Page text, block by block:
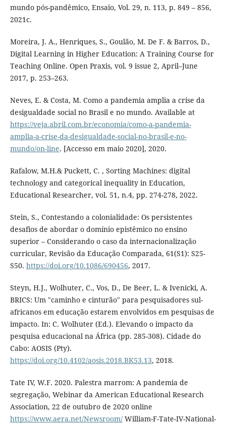
mundo pós-pandêmico, Ensaio, Vol. 29, n. 113, p. 849 – 856,
2021c.
Moreira, J. A., Henriques, S., Goulão, M. De F. & Barros, D.,
Digital Learning in Higher Education: A Training Course for
Teaching Online. Open Praxis, vol. 9 issue 2, April–June
2017, p. 253–263.
Neves, E. & Costa, M. Como a pandemia amplia a crise da
desigualdade social no Brasil e no mundo. Available at
https://veja.abril.com.br/economia/como-a-pandemia-
amplia-a-crise-da-desigualdade-social-no-brasil-e-no-
mundo/on-line. [Accesso em maio 2020], 2020.
Rafalow, M.H.& Puckett, C. , Sorting Machines: digital
technology and categorical inequality in Education,
Educational Researcher, vol. 51, n.4, pp. 274-278, 2022.
Stein, S., Contestando a colonialidade: Os persistentes
desafios de abordar o domínio epistêmico no ensino
superior – Considerando o caso da internacionalização
curricular, Revisão da Educação Comparada, 61(S1): S25-
S50. https://doi.org/10.1086/690456, 2017.
Steyn, H.J., Wolhuter, C., Vos, D., De Beer, L. & Ivenicki, A.
BRICS: Um "caminho e cinturão" para pesquisadores sul-
africanos em educação estarem envolvidos em pesquisas de
impacto. In: C. Wolhuter (Ed.). Elevando o impacto da
pesquisa educacional na África (pp. 285-308). Cidade do
Cabo: AOSIS (Pty).
https://doi.org/10.4102/aosis.2018.BK53.13, 2018.
Tate IV, W.F. 2020. Palestra marrom: A pandemia de
segregação, Webinar da American Educational Research
Association, 22 de outubro de 2020 online
https://www.aera.net/Newsroom/William-F-Tate-IV-National-